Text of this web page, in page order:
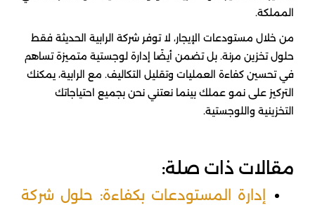
المملكة.
من خلال مستودعات الإيجار، لا توفر شركة الرابية الحديثة فقط
حلول تخزين مرنة. بل تضمن أيضًا إدارة لوجستية متميزة تساهم
في تحسين كفاءة العمليات وتقليل التكاليف. مع الرابية، يمكنك
التركيز على نمو عملك بينما نعتني نحن بجميع احتياجاتك
التخزينية واللوجستية.
مقالات ذات صلة:
إدارة المستودعات بكفاءة: حلول شركة